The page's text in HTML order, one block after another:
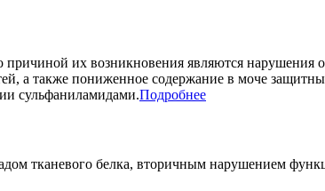
их возникновения являются нарушения
а также пониженное содержание в моче
сульфаниламидами.Подробнее
тканевого белка, вторичным нарушением